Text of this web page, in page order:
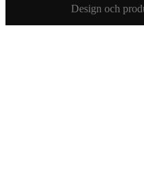
Design och